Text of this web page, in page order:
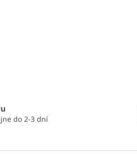
do 2-3 dní